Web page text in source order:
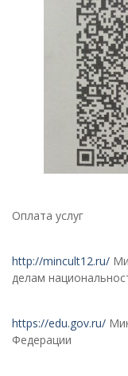
Оплата услуг
http://mincult12.ru/
делам
https://edu.gov.ru/
Федерации